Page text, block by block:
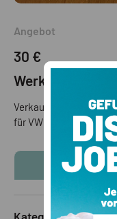
Angebot
30 €
Werkstatt Bücher
Verkaufe interessante
für VW Golf 4.